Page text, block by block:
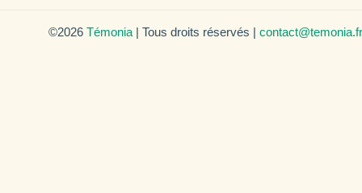
©2026 Témonia | Tous droits réservés | contact@temonia.fr